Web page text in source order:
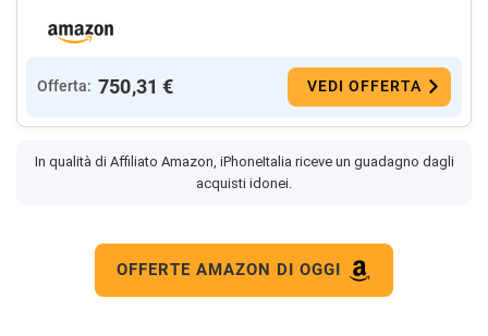
Offerta: 750,31 € VEDI OFFERTA
In qualità di Affiliato Amazon, iPhoneItalia riceve un guadagno dagli
acquisti idonei.
OFFERTE AMAZON DI OGGI